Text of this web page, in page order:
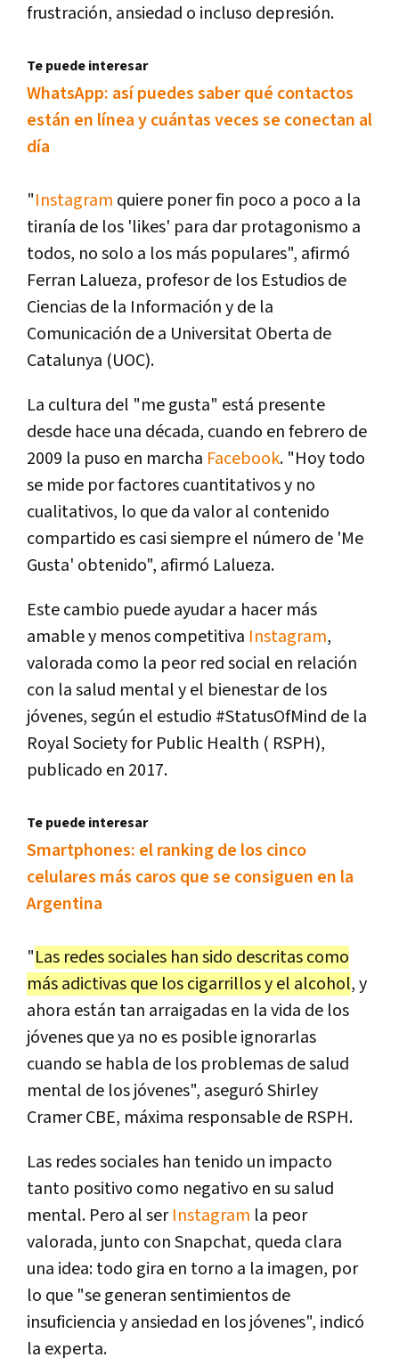
frustración, ansiedad o incluso depresión.
Te puede interesar
WhatsApp: así puedes saber qué contactos
están en línea y cuántas veces se conectan al
día
"Instagram quiere poner fin poco a poco a la
tiranía de los 'likes' para dar protagonismo a
todos, no solo a los más populares", afirmó
Ferran Lalueza, profesor de los Estudios de
Ciencias de la Información y de la
Comunicación de a Universitat Oberta de
Catalunya (UOC).
La cultura del "me gusta" está presente
desde hace una década, cuando en febrero de
2009 la puso en marcha Facebook. "Hoy todo
se mide por factores cuantitativos y no
cualitativos, lo que da valor al contenido
compartido es casi siempre el número de 'Me
Gusta' obtenido", afirmó Lalueza.
Este cambio puede ayudar a hacer más
amable y menos competitiva Instagram,
valorada como la peor red social en relación
con la salud mental y el bienestar de los
jóvenes, según el estudio #StatusOfMind de la
Royal Society for Public Health ( RSPH),
publicado en 2017.
Te puede interesar
Smartphones: el ranking de los cinco
celulares más caros que se consiguen en la
Argentina
"Las redes sociales han sido descritas como
más adictivas que los cigarrillos y el alcohol, y
ahora están tan arraigadas en la vida de los
jóvenes que ya no es posible ignorarlas
cuando se habla de los problemas de salud
mental de los jóvenes", aseguró Shirley
Cramer CBE, máxima responsable de RSPH.
Las redes sociales han tenido un impacto
tanto positivo como negativo en su salud
mental. Pero al serInstagram la peor
valorada, junto con Snapchat, queda clara
una idea: todo gira en torno a la imagen, por
lo que "se generan sentimientos de
insuficiencia y ansiedad en los jóvenes", indicó
la experta.